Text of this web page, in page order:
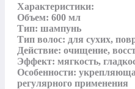
Характеристики:
Объем: 600 мл
Тип: шампунь
Тип волос: для сухих,
Действие: очищение,
Эффект: мягкость,
Особенности:
регулярного применения